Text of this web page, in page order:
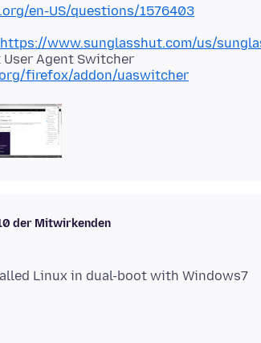
en-US/questions/1576403
https://www.sunglasshut.com/us/
Agent Switcher
firefox/addon/uaswitcher
der Mitwirkenden